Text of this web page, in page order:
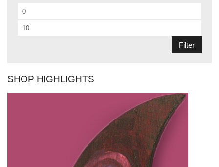
KONTAKT
IMPRESSUM
Min.
Preis
Max.
Filter
SHOP HIGHLIGHTS